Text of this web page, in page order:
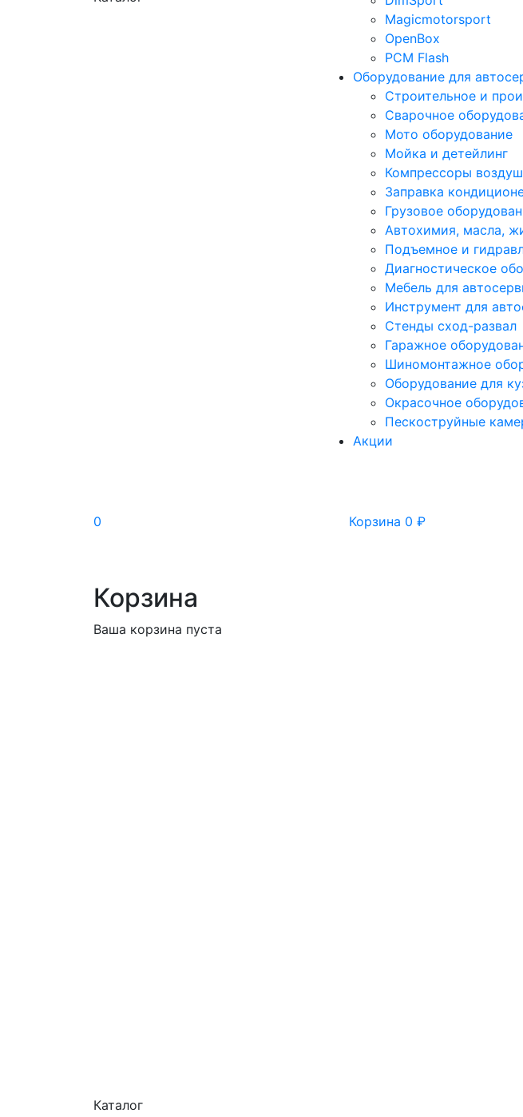
Magicmotorsport
OpenBox
PCM Flash
Оборудование для
Строительное и
Сварочное
Мото оборудование
Мойка и детейлинг
Компрессоры
Заправка
Грузовое
Автохимия, масла,
Подъемное и
Диагностическое
Мебель для
Инструмент для
Стенды сход-развал
Гаражное
Шиномонтажное
Оборудование для
Окрасочное
Пескоструйные
Акции
0 Корзина 0 ₽
Корзина
Ваша корзина пуста
Каталог